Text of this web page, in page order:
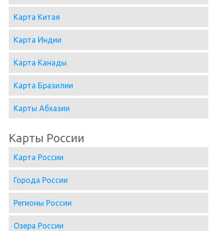
Карта Китая
Карта Индии
Карта Канады
Карта Бразилии
Карты Абхазии
Карты России
Карта России
Города России
Регионы России
Озера России